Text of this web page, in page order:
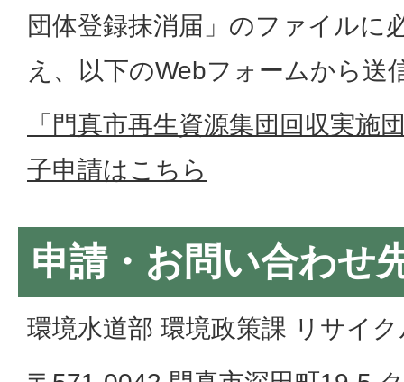
団体登録抹消届」のファイルに
え、以下のWebフォームから送
「門真市再生資源集団回収実施
子申請はこちら
申請・お問い合わせ
環境水道部 環境政策課 リサイ